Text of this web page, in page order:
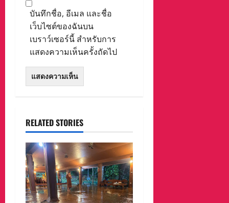
บันทึกชื่อ, อีเมล และชื่อ
เว็บไซต์ของฉันบน
เบราว์เซอร์นี้ สำหรับการ
แสดงความเห็นครั้งถัดไป
RELATED STORIES